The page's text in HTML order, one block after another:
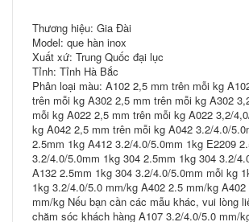
Thương hiệu: Gia Đài
Model: que hàn inox
Xuất xứ: Trung Quốc đại lục
Tỉnh: Tỉnh Hà Bắc
Phân loại màu: A102 2,5 mm trên mỗi kg
trên mỗi kg A302 2,5 mm trên mỗi kg A302
mỗi kg A022 2,5 mm trên mỗi kg A022 3,2/
kg A042 2,5 mm trên mỗi kg A042 3.2/4.0/
2.5mm 1kg A412 3.2/4.0/5.0mm 1kg E2209
3.2/4.0/5.0mm 1kg 304 2.5mm 1kg 304 3.2/
A132 2.5mm 1kg 304 3.2/4.0/5.0mm mỗi kg
1kg 3.2/4.0/5.0 mm/kg A402 2.5 mm/kg
mm/kg Nếu bạn cần các mẫu khác, vui lòng
chăm sóc khách hàng A107 3.2/4.0/5.0 mm/